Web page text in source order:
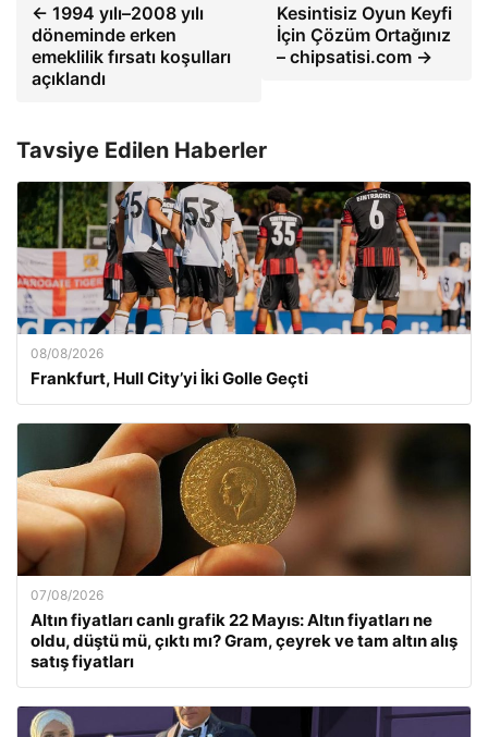
← 1994 yılı–2008 yılı
döneminde erken
emeklilik fırsatı koşulları
açıklandı
Kesintisiz Oyun Keyfi
İçin Çözüm Ortağınız
– chipsatisi.com →
Tavsiye Edilen Haberler
08/08/2026
Frankfurt, Hull City’yi İki Golle Geçti
07/08/2026
Altın fiyatları canlı grafik 22 Mayıs: Altın fiyatları ne
oldu, düştü mü, çıktı mı? Gram, çeyrek ve tam altın alış
satış fiyatları